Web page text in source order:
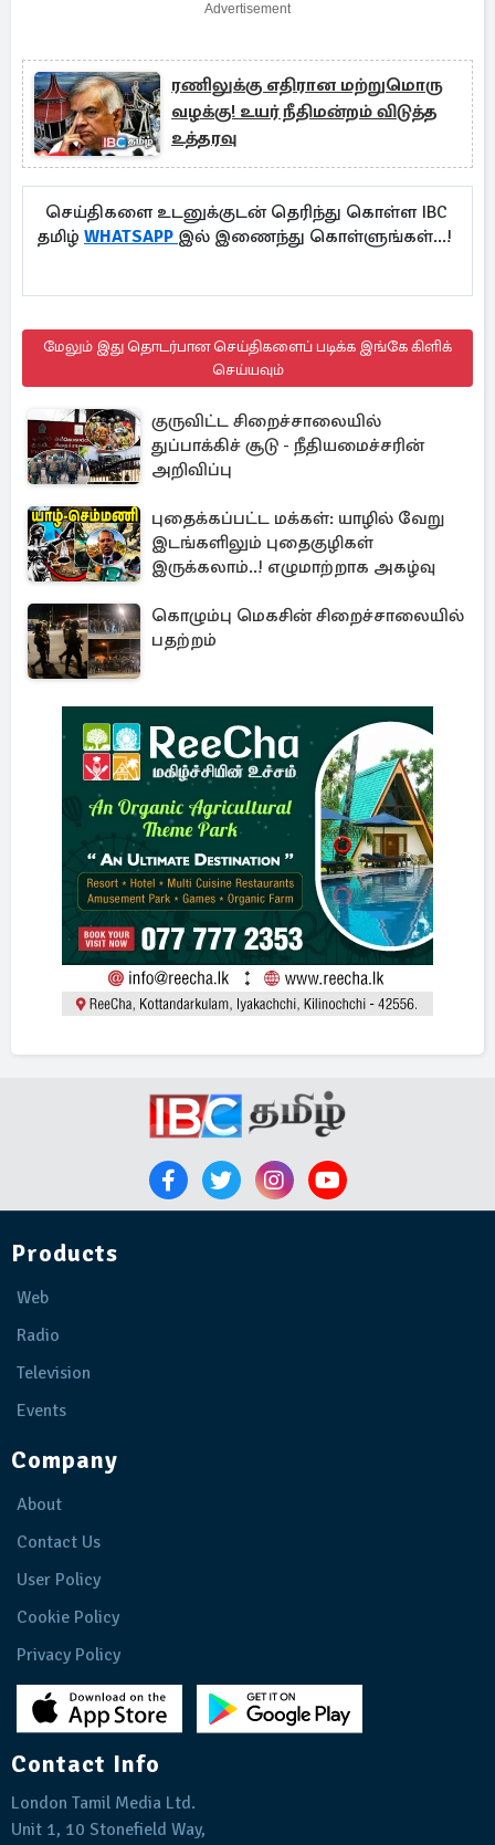
Advertisement
ரணிலுக்கு எதிரான மற்றுமொரு
வழக்கு! உயர் நீதிமன்றம் விடுத்த
உத்தரவு
செய்திகளை உடனுக்குடன் தெரிந்து கொள்ள IBC
தமிழ் WHATSAPP இல் இணைந்து கொள்ளுங்கள்...!
மேலும் இது தொடர்பான செய்திகளைப் படிக்க இங்கே கிளிக்
செய்யவும்
குருவிட்ட சிறைச்சாலையில்
துப்பாக்கிச் சூடு - நீதியமைச்சரின்
அறிவிப்பு
புதைக்கப்பட்ட மக்கள்: யாழில் வேறு
இடங்களிலும் புதைகுழிகள்
இருக்கலாம்..! எழுமாற்றாக அகழ்வு
கொழும்பு மெகசின் சிறைச்சாலையில்
பதற்றம்
Products
Web
Radio
Television
Events
Company
About
Contact Us
User Policy
Cookie Policy
Privacy Policy
Contact Info
London Tamil Media Ltd.
Unit 1, 10 Stonefield Way,